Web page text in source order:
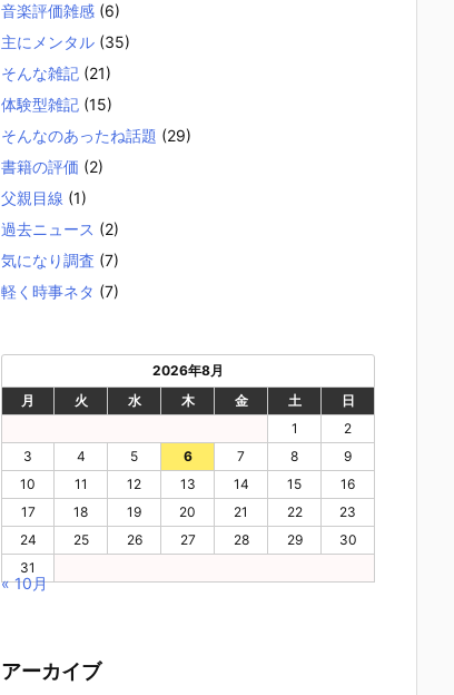
音楽評価雑感 (6)
主にメンタル (35)
そんな雑記 (21)
体験型雑記 (15)
そんなのあったね話題 (29)
書籍の評価 (2)
父親目線 (1)
過去ニュース (2)
気になり調査 (7)
軽く時事ネタ (7)
2026年8月
月
火 水 木 金 土
日
1
2
3
4 5 6 7 8
9
10
11 12 13 14 15
16
17
18 19 20 21 22
23
24
25 26 27 28 29
30
31
« 10月
アーカイブ